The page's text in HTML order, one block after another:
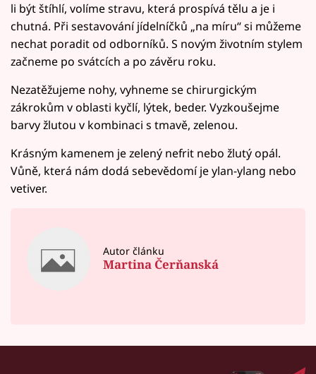
li být štíhlí, volíme stravu, která prospívá tělu a je i
chutná. Při sestavování jídelníčků „na míru“ si můžeme
nechat poradit od odborníků. S novým životním stylem
začneme po svátcích a po závěru roku.
Nezatěžujeme nohy, vyhneme se chirurgickým
zákrokům v oblasti kyčlí, lýtek, beder. Vyzkoušejme
barvy žlutou v kombinaci s tmavě, zelenou.
Krásným kamenem je zelený nefrit nebo žlutý opál.
Vůně, která nám dodá sebevědomí je ylan-ylang nebo
vetiver.
Autor článku
Martina Čerňanská